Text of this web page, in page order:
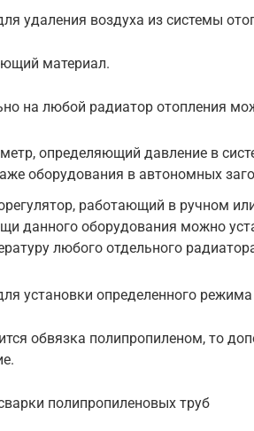
удаления воздуха из системы
материал.
на любой радиатор отопления
определяющий давление в
оборудования в автономных
работающий в ручном
данного оборудования можно
любого отдельного
установки определенного
обвязка полипропиленом, то
полипропиленовых труб